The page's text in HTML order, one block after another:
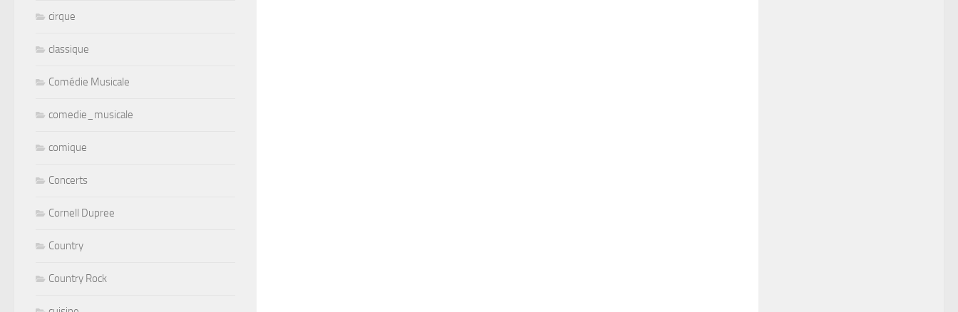
cirque
classique
Comédie Musicale
comedie_musicale
comique
Concerts
Cornell Dupree
Country
Country Rock